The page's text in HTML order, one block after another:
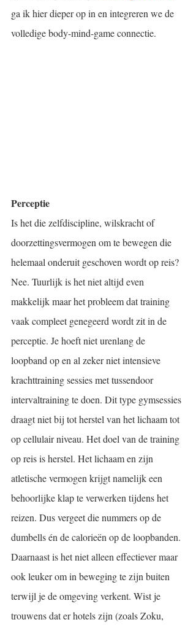
ga ik hier dieper op in en integreren we de
volledige body-mind-game connectie.
Perceptie
Is het die zelfdiscipline, wilskracht of
doorzettingsvermogen om te bewegen die
helemaal onderuit geschoven wordt op reis?
Nee. Tuurlijk is het niet altijd even
makkelijk maar het probleem dat training
vaak compleet genegeerd wordt zit in de
perceptie. Je hoeft niet urenlang de
loopband op en al zeker niet intensieve
krachttraining sessies met tussendoor
intervaltraining te doen. Dit type gymsessies
draagt niet bij tot herstel van het lichaam tot
op cellulair niveau. Het doel van de training
op reis is herstel. Het lichaam en zijn
atletische vermogen krijgt namelijk een
behoorlijke klap te verwerken tijdens het
reizen. Dus vergeet die nummers op de
dumbells én de calorieën op de loopbanden.
Daarnaast is het niet alleen effectiever maar
ook leuker om in beweging te zijn buiten
terwijl je de omgeving verkent. Wist je
trouwens dat er hotels zijn (zoals Zoku,